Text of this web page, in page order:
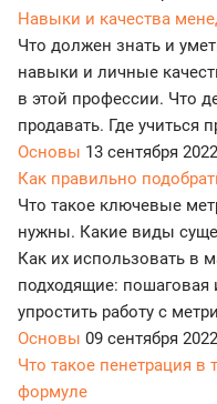
Навыки и качества
Что должен знать и
навыки и личные
в этой профессии. Что
продавать. Где учиться
Основы 13 сентября 2022
Как правильно
Что такое ключевые
нужны. Какие виды
Как их использовать в
подходящие: пошаговая
упростить работу с
Основы 09 сентября 2022
Что такое пенетрация в
формуле